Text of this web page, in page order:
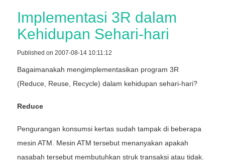
Implementasi 3R dalam
Kehidupan Sehari-hari
Published on 2007-08-14 10:11:12
Bagaimanakah mengimplementasikan program 3R
(Reduce, Reuse, Recycle) dalam kehidupan sehari-hari?
Reduce
Pengurangan konsumsi kertas sudah tampak di beberapa
mesin ATM. Mesin ATM tersebut menanyakan apakah
nasabah tersebut membutuhkan struk transaksi atau tidak.